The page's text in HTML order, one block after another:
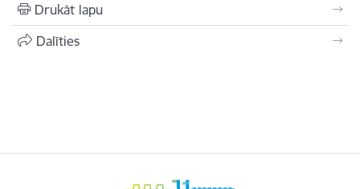
Drukāt lapu
Dalīties